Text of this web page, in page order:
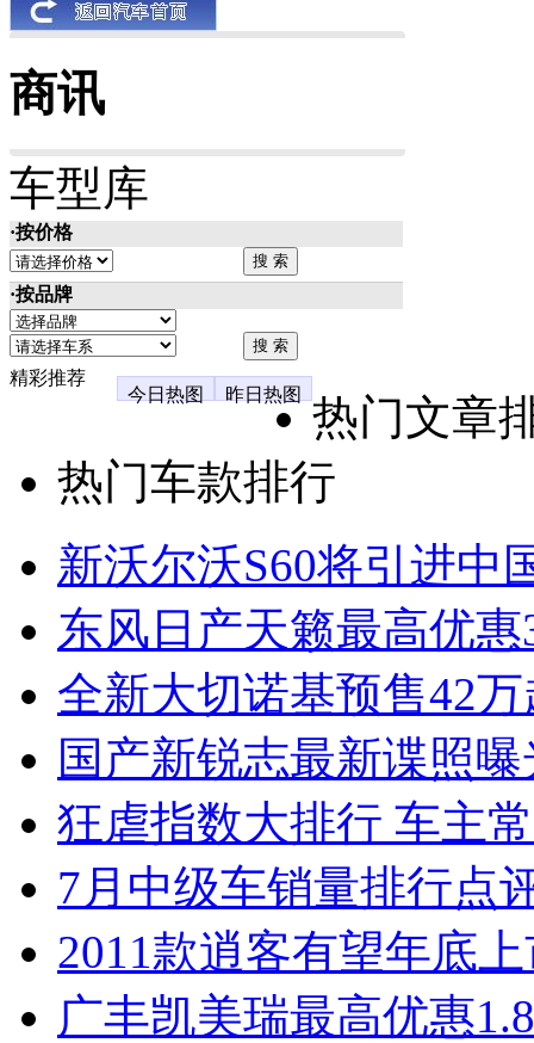
商讯
车型库
·按价格
·按品牌
精彩推荐
今日热图
昨日热图
热门文章
热门车款排行
新沃尔沃S60将引进中
东风日产天籁最高优
全新大切诺基预售42
国产新锐志最新谍照
狂虐指数大排行 车主
7月中级车销量排行点
2011款逍客有望年底
广丰凯美瑞最高优惠